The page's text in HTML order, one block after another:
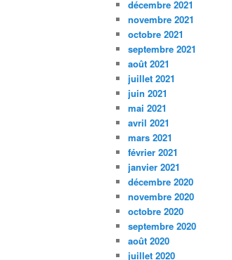
décembre 2021
novembre 2021
octobre 2021
septembre 2021
août 2021
juillet 2021
juin 2021
mai 2021
avril 2021
mars 2021
février 2021
janvier 2021
décembre 2020
novembre 2020
octobre 2020
septembre 2020
août 2020
juillet 2020